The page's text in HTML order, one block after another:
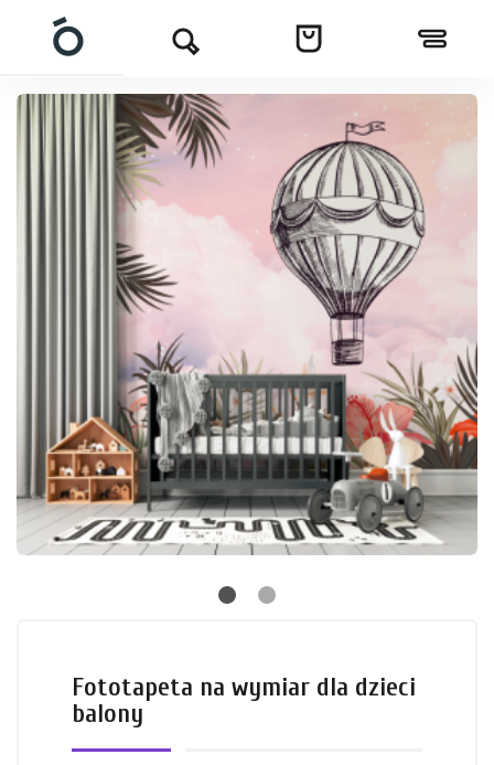
Fototapeta na wymiar dla dzieci
balony